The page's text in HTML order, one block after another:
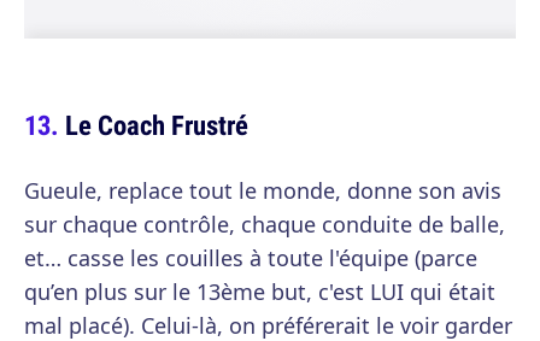
Le Coach Frustré
Gueule, replace tout le monde, donne son avis
sur chaque contrôle, chaque conduite de balle,
et… casse les couilles à toute l'équipe (parce
qu’en plus sur le 13ème but, c'est LUI qui était
mal placé). Celui-là, on préférerait le voir garder